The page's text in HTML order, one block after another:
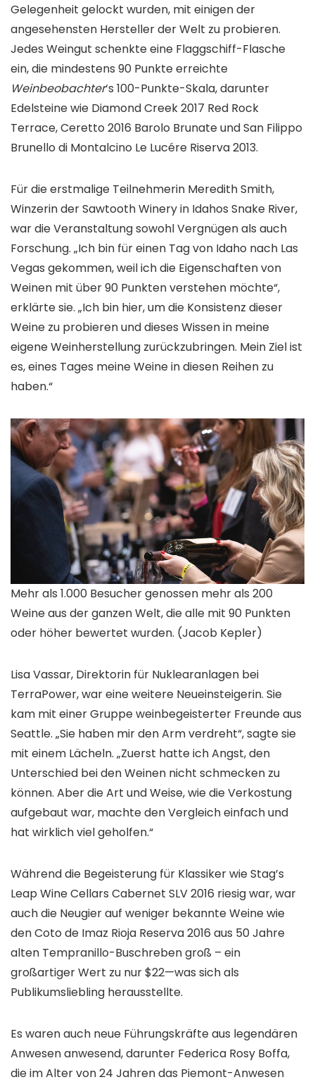
Gelegenheit gelockt wurden, mit einigen der
angesehensten Hersteller der Welt zu probieren.
Jedes Weingut schenkte eine Flaggschiff-Flasche
ein, die mindestens 90 Punkte erreichte
Weinbeobachter‘s 100-Punkte-Skala, darunter
Edelsteine ​​wie Diamond Creek 2017 Red Rock
Terrace, Ceretto 2016 Barolo Brunate und San Filippo
Brunello di Montalcino Le Lucére Riserva 2013.
Für die erstmalige Teilnehmerin Meredith Smith,
Winzerin der Sawtooth Winery in Idahos Snake River,
war die Veranstaltung sowohl Vergnügen als auch
Forschung. „Ich bin für einen Tag von Idaho nach Las
Vegas gekommen, weil ich die Eigenschaften von
Weinen mit über 90 Punkten verstehen möchte“,
erklärte sie. „Ich bin hier, um die Konsistenz dieser
Weine zu probieren und dieses Wissen in meine
eigene Weinherstellung zurückzubringen. Mein Ziel ist
es, eines Tages meine Weine in diesen Reihen zu
haben.“
Mehr als 1.000 Besucher genossen mehr als 200
Weine aus der ganzen Welt, die alle mit 90 Punkten
oder höher bewertet wurden. (Jacob Kepler)
Lisa Vassar, Direktorin für Nuklearanlagen bei
TerraPower, war eine weitere Neueinsteigerin. Sie
kam mit einer Gruppe weinbegeisterter Freunde aus
Seattle. „Sie haben mir den Arm verdreht“, sagte sie
mit einem Lächeln. „Zuerst hatte ich Angst, den
Unterschied bei den Weinen nicht schmecken zu
können. Aber die Art und Weise, wie die Verkostung
aufgebaut war, machte den Vergleich einfach und
hat wirklich viel geholfen.“
Während die Begeisterung für Klassiker wie Stag’s
Leap Wine Cellars Cabernet SLV 2016 riesig war, war
auch die Neugier auf weniger bekannte Weine wie
den Coto de Imaz Rioja Reserva 2016 aus 50 Jahre
alten Tempranillo-Buschreben groß – ein
großartiger Wert zu nur $22—was sich als
Publikumsliebling herausstellte.
Es waren auch neue Führungskräfte aus legendären
Anwesen anwesend, darunter Federica Rosy Boffa,
die im Alter von 24 Jahren das Piemont-Anwesen